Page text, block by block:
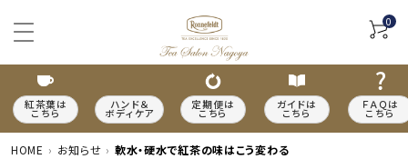
0
紅茶葉は
こちら
ハンド＆
ボディケア
定期便は
こちら
ガイドは
こちら
ＦＡＱは
こちら
HOME お知らせ 軟水・硬水で紅茶の味はこう変わる